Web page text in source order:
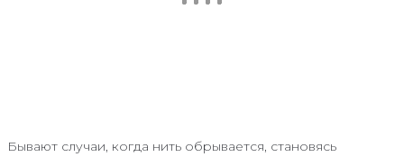
Бывают случаи, когда нить обрывается, становясь